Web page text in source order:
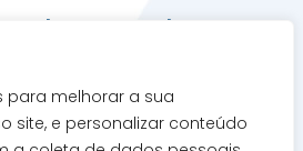
para melhorar a sua
site, e personalizar conteúdo
103 - Vila Birigui